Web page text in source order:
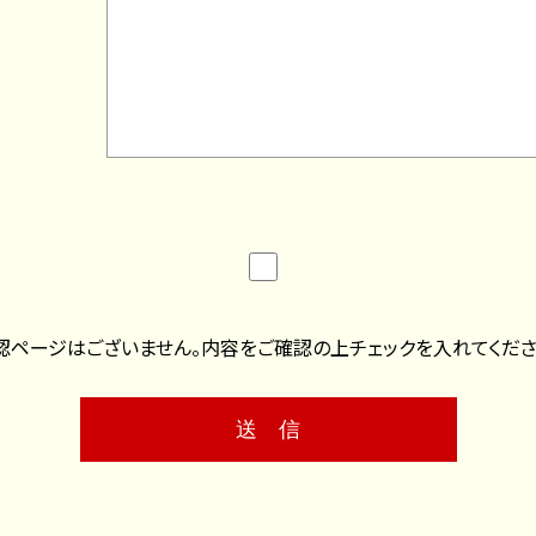
ページはございません。内容をご確認の上チェックを入れてくださ